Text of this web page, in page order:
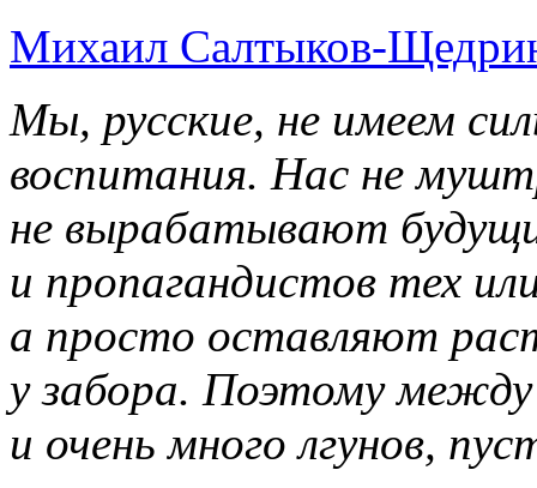
Михаил Салтыков-
Мы, русские, не имеем
воспитания. Нас не
не вырабатывают
и пропагандистов тех
а просто оставляют
у забора. Поэтому
и очень много лгунов,